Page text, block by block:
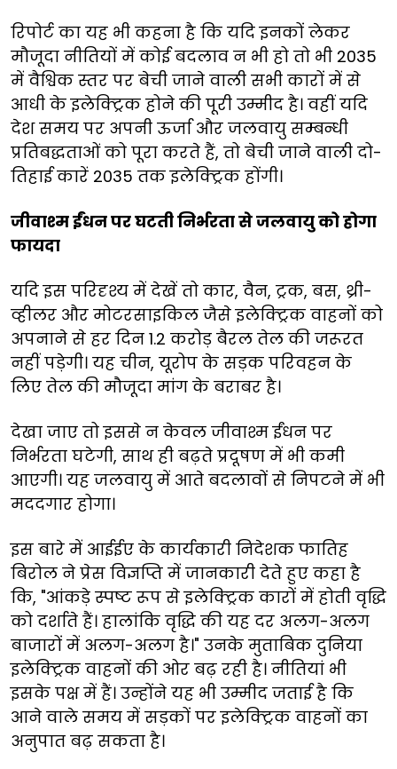
रिपोर्ट का यह भी कहना है कि यदि इनकों लेकर
मौजूदा नीतियों में कोई बदलाव न भी हो तो भी 2035
में वैश्विक स्तर पर बेची जाने वाली सभी कारों में से
आधी के इलेक्ट्रिक होने की पूरी उम्मीद है। वहीं यदि
देश समय पर अपनी ऊर्जा और जलवायु सम्बन्धी
प्रतिबद्धताओं को पूरा करते हैं, तो बेची जाने वाली दो-
तिहाई कारें 2035 तक इलेक्ट्रिक होंगी।
जीवाश्म ईंधन पर घटती निर्भरता से जलवायु को होगा
फायदा
यदि इस परिदृश्य में देखें तो कार, वैन, ट्रक, बस, थ्री-
व्हीलर और मोटरसाइकिल जैसे इलेक्ट्रिक वाहनों को
अपनाने से हर दिन 1.2 करोड़ बैरल तेल की जरूरत
नहीं पड़ेगी। यह चीन, यूरोप के सड़क परिवहन के
लिए तेल की मौजूदा मांग के बराबर है।
देखा जाए तो इससे न केवल जीवाश्म ईंधन पर
निर्भरता घटेगी, साथ ही बढ़ते प्रदूषण में भी कमी
आएगी। यह जलवायु में आते बदलावों से निपटने में भी
मददगार होगा।
इस बारे में आईईए के कार्यकारी निदेशक फातिह
बिरोल ने प्रेस विज्ञप्ति में जानकारी देते हुए कहा है
कि, "आंकड़े स्पष्ट रूप से इलेक्ट्रिक कारों में होती वृद्धि
को दर्शाते हैं। हालांकि वृद्धि की यह दर अलग-अलग
बाजारों में अलग-अलग है।" उनके मुताबिक दुनिया
इलेक्ट्रिक वाहनों की ओर बढ़ रही है। नीतियां भी
इसके पक्ष में हैं। उन्होंने यह भी उम्मीद जताई है कि
आने वाले समय में सड़कों पर इलेक्ट्रिक वाहनों का
अनुपात बढ़ सकता है।